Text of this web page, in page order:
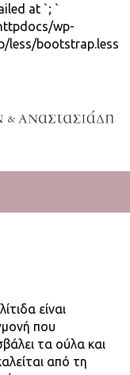
at `; `
wp-
less/bootstrap.less
είναι
που
τα ούλα και
από τη